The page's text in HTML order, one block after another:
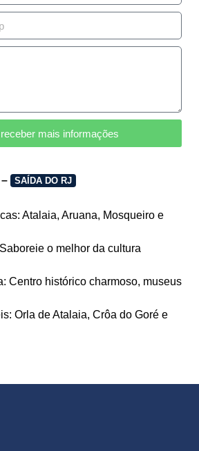
mais informações
SAÍDA DO RJ
Atalaia, Aruana, Mosqueiro e
o melhor da cultura
Centro histórico charmoso, museus
Orla de Atalaia, Crôa do Goré e